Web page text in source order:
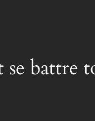
battre